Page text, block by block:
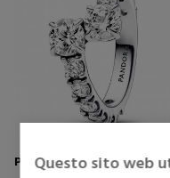
Questo sito web
Pandora